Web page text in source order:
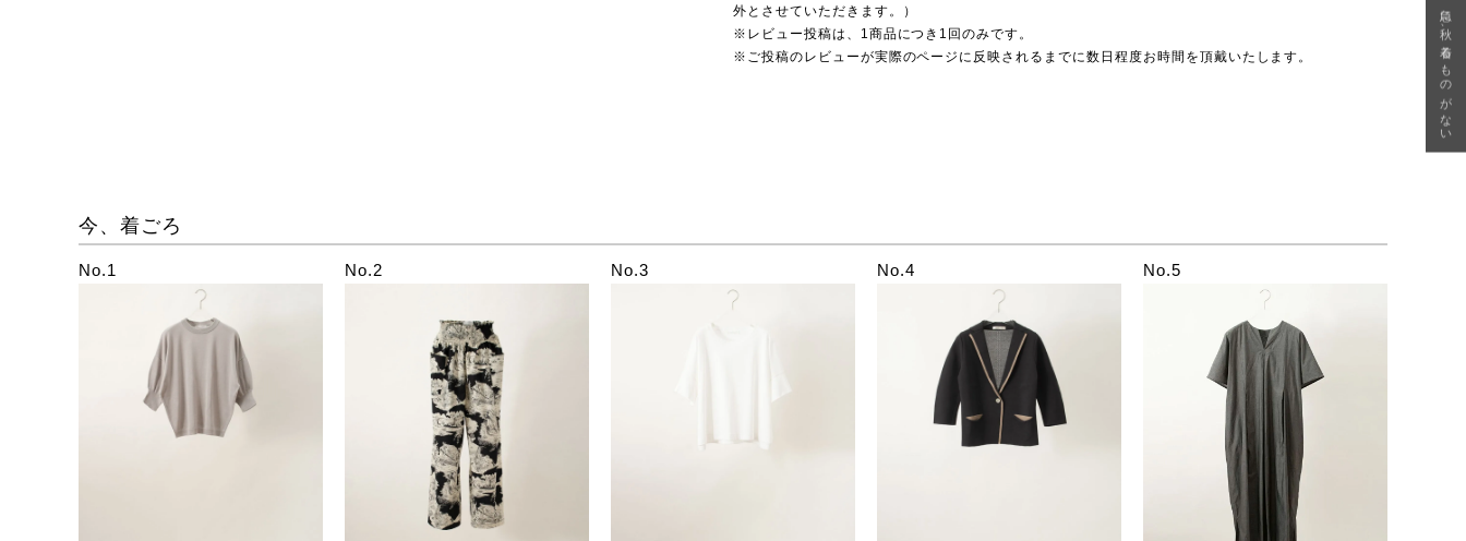
外とさせていただきます。）
※レビュー投稿は、1商品につき1回のみです。
※ご投稿のレビューが実際のページに反映されるまでに数日程度お時間を頂戴いたします。
今、着ごろ
No.1 No.2 No.3 No.4 No.5
急に秋、着るものがない